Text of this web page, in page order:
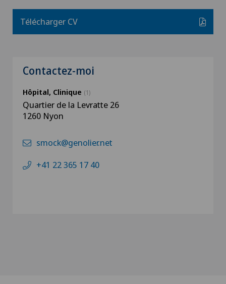
Télécharger CV
Contactez-moi
Hôpital, Clinique (1)
Quartier de la Levratte 26
1260 Nyon
smock@genolier.net
+41 22 365 17 40